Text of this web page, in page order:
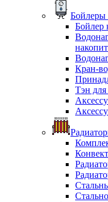
Бойлеры
Бойлер
Кран-
Тэн для